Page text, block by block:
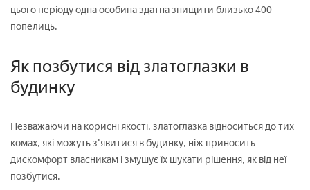
цього періоду одна особина здатна знищити близько 400
попелиць.
Як позбутися від златоглазки в
будинку
Незважаючи на корисні якості, златоглазка відноситься до тих
комах, які можуть з'явитися в будинку, ніж приносить
дискомфорт власникам і змушує їх шукати рішення, як від неї
позбутися.